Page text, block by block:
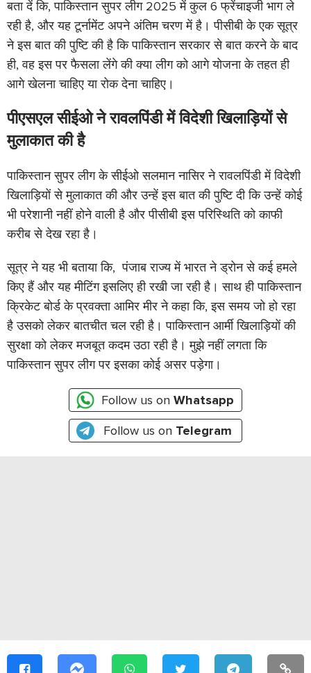
बता दें कि, पाकिस्तान सुपर लीग 2025 में कुल 6 फ्रेंचाइजी भाग ले
रही है, और यह टूर्नामेंट अपने अंतिम चरण में है। पीसीबी के एक सूत्र
ने इस बात की पुष्टि की है कि पाकिस्तान सरकार से बात करने के बाद
ही, वह इस पर फैसला लेंगे की क्या लीग को आगे योजना के तहत ही
आगे खेलना चाहिए या रोक देना चाहिए।
पीएसएल सीईओ ने रावलपिंडी में विदेशी खिलाड़ियों से
मुलाकात की है
पाकिस्तान सुपर लीग के सीईओ सलमान नासिर ने रावलपिंडी में विदेशी
खिलाड़ियों से मुलाकात की और उन्हें इस बात की पुष्टि दी कि उन्हें कोई
भी परेशानी नहीं होने वाली है और पीसीबी इस परिस्थिति को काफी
करीब से देख रहा है।
सूत्र ने यह भी बताया कि, पंजाब राज्य में भारत ने ड्रोन से कई हमले
किए हैं और यह मीटिंग इसलिए ही रखी जा रही है। साथ ही पाकिस्तान
क्रिकेट बोर्ड के प्रवक्ता आमिर मीर ने कहा कि, इस समय जो हो रहा
है उसको लेकर बातचीत चल रही है। पाकिस्तान आर्मी खिलाड़ियों की
सुरक्षा को लेकर मजबूत कदम उठा रही है। मुझे नहीं लगता कि
पाकिस्तान सुपर लीग पर इसका कोई असर पड़ेगा।
Follow us on Whatsapp
Follow us on Telegram